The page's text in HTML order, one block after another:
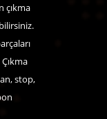
çıkma
stop,